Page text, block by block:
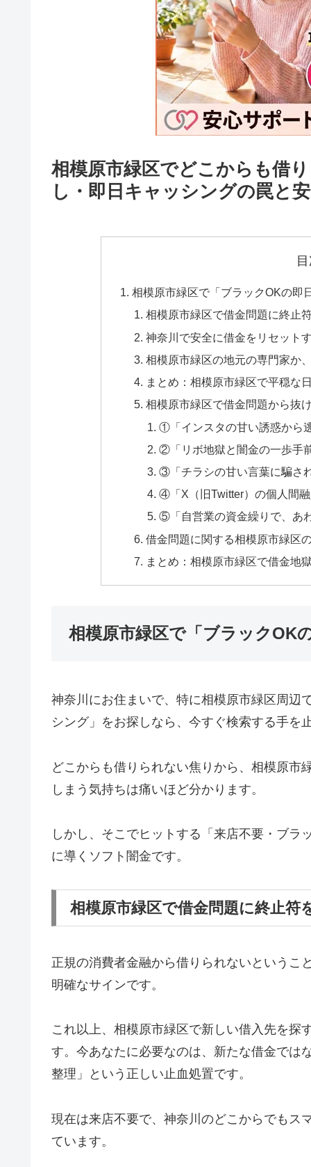
相模原市緑区でどこからも借
し・即日キャッシングの罠と
相模原市緑区で「ブラックOKの即
相模原市緑区で借金問題に終止
神奈川で安全に借金をリセット
相模原市緑区の地元の専門家か
まとめ：相模原市緑区で平穏な
相模原市緑区で借金問題から抜
①「インスタの甘い誘惑から
②「リボ地獄と闇金の一歩手
③「チラシの甘い言葉に騙さ
④「X（旧Twitter）の個人間
⑤「自営業の資金繰りで、あ
借金問題に関する相模原市緑区
まとめ：相模原市緑区で借金地
相模原市緑区で「ブラックOK
神奈川にお住まいで、特に相模原市緑区周辺
シング」をお探しなら、今すぐ検索する手を
どこからも借りられない焦りから、相模原市
しまう気持ちは痛いほど分かります。
しかし、そこでヒットする「来店不要・ブ
に導くソフト闇金です。
相模原市緑区で借金問題に終止符
正規の消費者金融から借りられないというこ
明確なサインです。
これ以上、相模原市緑区で新しい借入先を探
す。今あなたに必要なのは、新たな借金では
整理」という正しい止血処置です。
現在は来店不要で、神奈川のどこからでもス
ています。